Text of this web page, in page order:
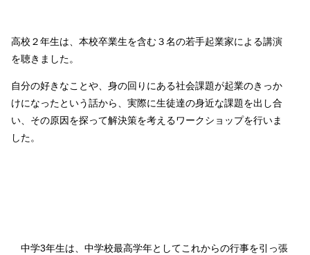
高校２年生は、本校卒業生を含む３名の若手起業家による講演
を聴きました。
自分の好きなことや、身の回りにある社会課題が起業のきっか
けになったという話から、実際に生徒達の身近な課題を出し合
い、その原因を探って解決策を考えるワークショップを行いま
した。
中学3年生は、中学校最高学年としてこれからの行事を引っ張